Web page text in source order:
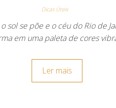
Dicas Úteis
sol se põe e o céu do Rio de
em uma paleta de cores
Ler mais